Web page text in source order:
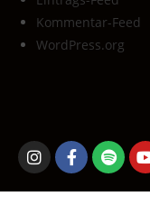
Kommentar-Feed
WordPress.org